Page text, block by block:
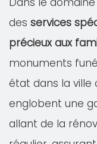
des services
précieux aux
monuments
état dans la ville
englobent une
allant de la